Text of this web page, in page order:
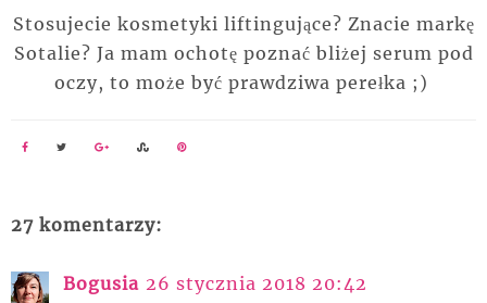
Stosujecie kosmetyki liftingujące? Znacie markę
Sotalie? Ja mam ochotę poznać bliżej serum pod
oczy, to może być prawdziwa perełka ;)
27 komentarzy:
Bogusia 26 stycznia 2018 20:42